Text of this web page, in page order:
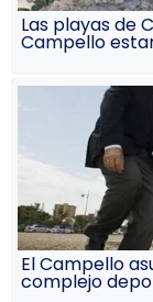
Las playas de
Campello
El Campello
complejo